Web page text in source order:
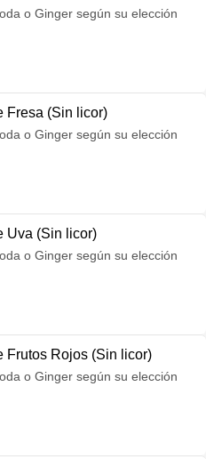
o Ginger según su elección
Fresa (Sin licor)
o Ginger según su elección
Uva (Sin licor)
o Ginger según su elección
Frutos Rojos (Sin licor)
o Ginger según su elección